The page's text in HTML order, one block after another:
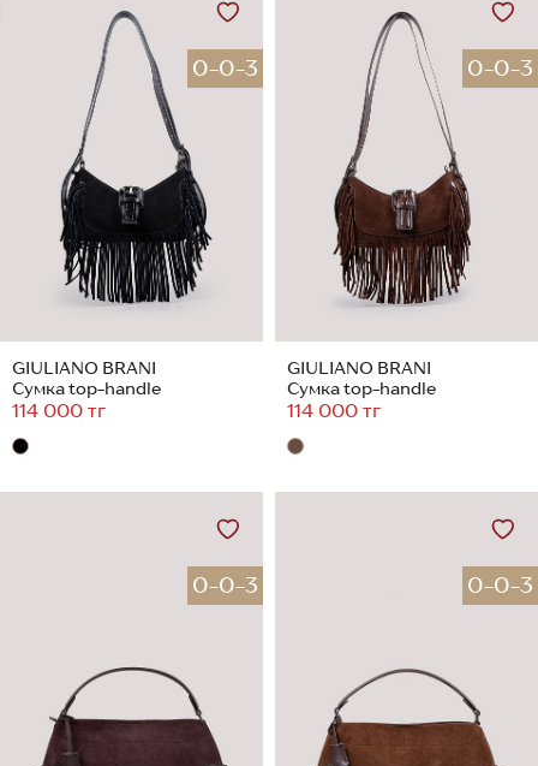
0-0-3
GIULIANO BRANI
Сумка top-handle
114 000 тг
0-0-3
GIULIANO BRANI
Сумка top-handle
114 000 тг
0-0-3 0-0-3